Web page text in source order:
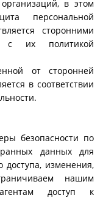
в этом
персональной
сторонними
с их политикой
от сторонней
в соответствии
безопасности по
данных для
изменения,
нашим
доступ к